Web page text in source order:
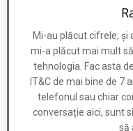
Mi-au plăcut cifrele, și
mi-a plăcut mai mult
tehnologia. Fac asta
IT&C de mai bine de 7
telefonul sau chiar
conversație aici, sunt
să